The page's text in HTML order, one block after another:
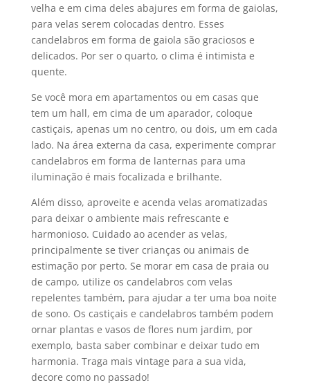
velha e em cima deles abajures em forma de gaiolas,
para velas serem colocadas dentro. Esses
candelabros em forma de gaiola são graciosos e
delicados. Por ser o quarto, o clima é intimista e
quente.
Se você mora em apartamentos ou em casas que
tem um hall, em cima de um aparador, coloque
castiçais, apenas um no centro, ou dois, um em cada
lado. Na área externa da casa, experimente comprar
candelabros em forma de lanternas para uma
iluminação é mais focalizada e brilhante.
Além disso, aproveite e acenda velas aromatizadas
para deixar o ambiente mais refrescante e
harmonioso. Cuidado ao acender as velas,
principalmente se tiver crianças ou animais de
estimação por perto. Se morar em casa de praia ou
de campo, utilize os candelabros com velas
repelentes também, para ajudar a ter uma boa noite
de sono. Os castiçais e candelabros também podem
ornar plantas e vasos de flores num jardim, por
exemplo, basta saber combinar e deixar tudo em
harmonia. Traga mais vintage para a sua vida,
decore como no passado!